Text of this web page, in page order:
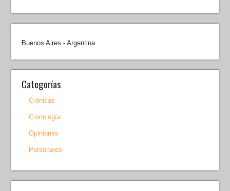
Buenos Aires - Argentina
Categorías
Crónicas
Cronología
Opiniones
Personajes